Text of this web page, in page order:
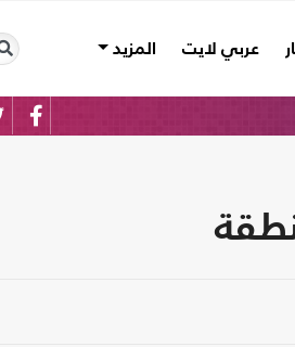
عربي لايت المزيد